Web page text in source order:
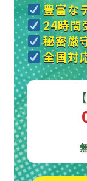
豊富な
24時間
秘密厳
全国対